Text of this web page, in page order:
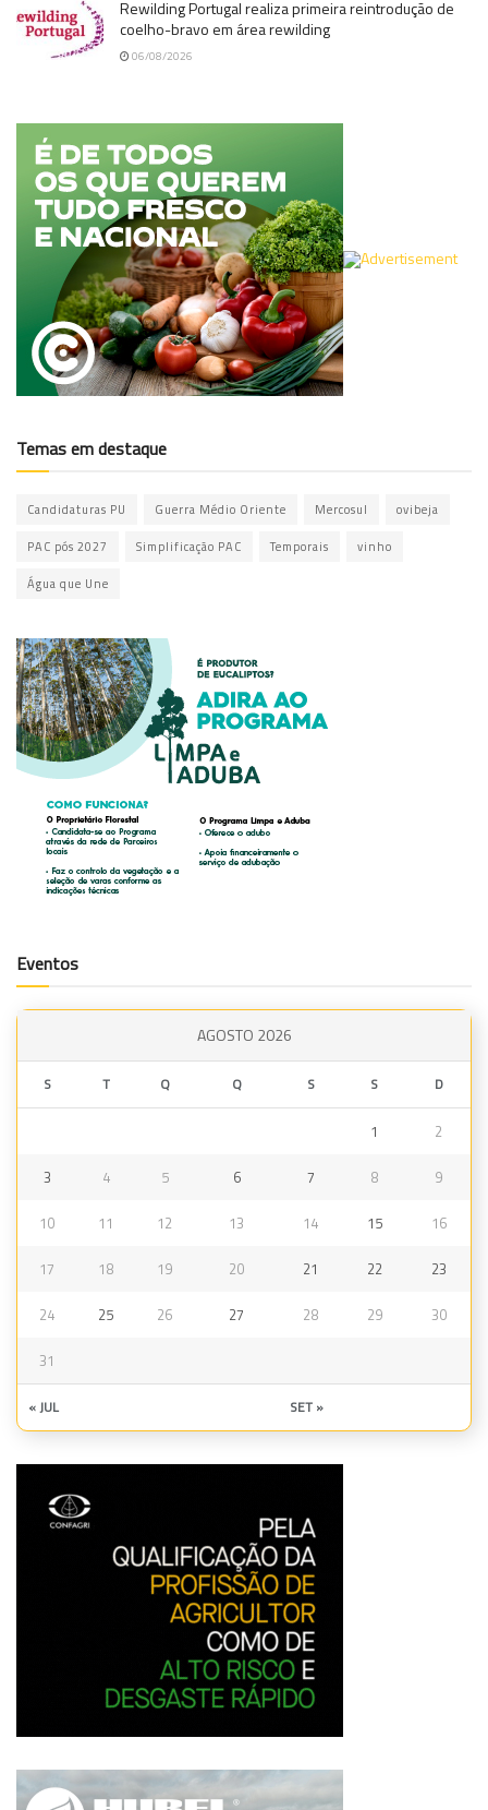
Rewilding Portugal realiza primeira reintrodução de
coelho-bravo em área rewilding
06/08/2026
Temas em destaque
Candidaturas PU Guerra Médio Oriente Mercosul ovibeja
PAC pós 2027 Simplificação PAC Temporais vinho
Água que Une
Eventos
AGOSTO 2026
S T Q Q S S D
1 2
3 4 5 6 7 8 9
10 11 12 13 14 15 16
17 18 19 20 21 22 23
24 25 26 27 28 29 30
31
« JUL SET »